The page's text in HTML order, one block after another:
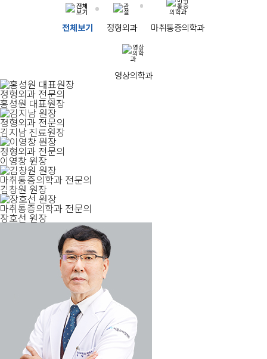
전체보기 정형외과 마취통증의학과
영상의학과
정형외과 전문의
홍성원 대표원장
정형외과 전문의
김지남 진료원장
정형외과 전문의
이영창 원장
마취통증의학과 전문의
김창원 원장
마취통증의학과 전문의
장호선 원장